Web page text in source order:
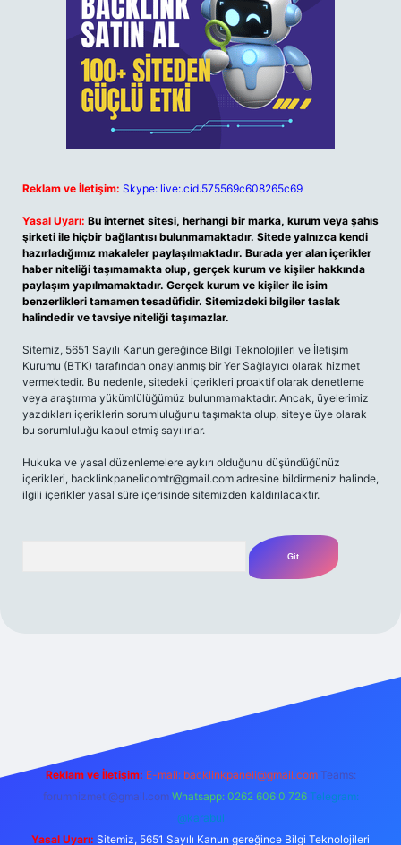
Reklam ve İletişim: Skype: live:.cid.575569c608265c69
Yasal Uyarı: Bu internet sitesi, herhangi bir marka, kurum veya şahıs
şirketi ile hiçbir bağlantısı bulunmamaktadır. Sitede yalnızca kendi
hazırladığımız makaleler paylaşılmaktadır. Burada yer alan içerikler
haber niteliği taşımamakta olup, gerçek kurum ve kişiler hakkında
paylaşım yapılmamaktadır. Gerçek kurum ve kişiler ile isim
benzerlikleri tamamen tesadüfidir. Sitemizdeki bilgiler taslak
halindedir ve tavsiye niteliği taşımazlar.
Sitemiz, 5651 Sayılı Kanun gereğince Bilgi Teknolojileri ve İletişim
Kurumu (BTK) tarafından onaylanmış bir Yer Sağlayıcı olarak hizmet
vermektedir. Bu nedenle, sitedeki içerikleri proaktif olarak denetleme
veya araştırma yükümlülüğümüz bulunmamaktadır. Ancak, üyelerimiz
yazdıkları içeriklerin sorumluluğunu taşımakta olup, siteye üye olarak
bu sorumluluğu kabul etmiş sayılırlar.
Hukuka ve yasal düzenlemelere aykırı olduğunu düşündüğünüz
içerikleri, backlinkpanelicomtr@gmail.com adresine bildirmeniz halinde,
ilgili içerikler yasal süre içerisinde sitemizden kaldırılacaktır.
m elexbet
Reklam ve İletişim: E-mail: backlinkpaneli@gmail.com Teams:
forumhizmeti@gmail.com Whatsapp: 0262 606 0 726 Telegram:
@karabul
Yasal Uyarı: Sitemiz, 5651 Sayılı Kanun gereğince Bilgi Teknolojileri